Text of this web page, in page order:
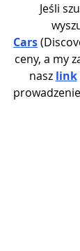
Jeśli
Cars
ceny, a my
nasz link